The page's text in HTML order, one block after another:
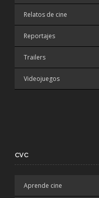
Relatos de cine
Reportajes
Trailers
Videojuegos
CVC
Aprende cine